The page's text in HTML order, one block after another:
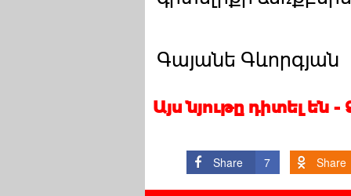
Գայանե Գևորգյան
Այս նյութը դիտել են
Share 7 Share